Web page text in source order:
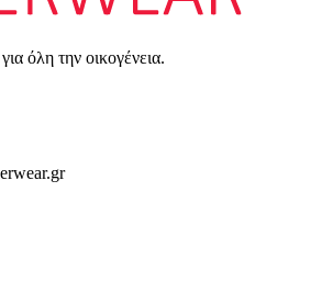
όλη την οικογένεια.